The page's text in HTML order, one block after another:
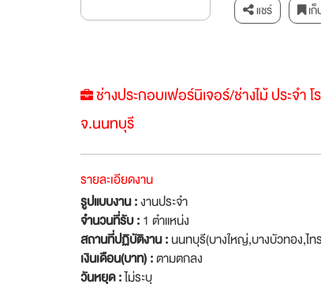
แชร์ เก็
ช่างประกอบเฟอร์นิเจอร์/ช่างไม้ ประจำ
จ.นนทบุรี
รายละเอียดงาน
รูปแบบงาน :งานประจำ
จำนวนที่รับ :1 ตำแหน่ง
สถานที่ปฏิบัติงาน :นนทบุรี(บางใหญ่,บางบัวทอง,ไ
เงินเดือน(บาท) :ตามตกลง
วันหยุด :ไม่ระบุ